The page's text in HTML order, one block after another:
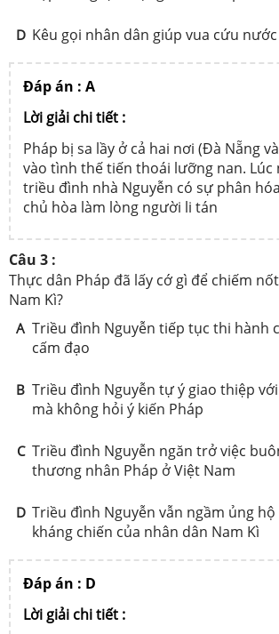
D Kêu gọi nhân dân giúp vua cứu nước
Đáp án : A
Lời giải chi tiết :
Pháp bị sa lầy ở cả hai nơi (Đà Nẵng
vào tình thế tiến thoái lưỡng nan. Lúc
triều đình nhà Nguyễn có sự phân
chủ hòa làm lòng người li tán
Câu 3 :
Thực dân Pháp đã lấy cớ gì để chiếm
Nam Kì?
A Triều đình Nguyễn tiếp tục thi hành
cấm đạo
B Triều đình Nguyễn tự ý giao thiệp
mà không hỏi ý kiến Pháp
C Triều đình Nguyễn ngăn trở việc
thương nhân Pháp ở Việt Nam
D Triều đình Nguyễn vẫn ngầm ủng
kháng chiến của nhân dân Nam Kì
Đáp án : D
Lời giải chi tiết :